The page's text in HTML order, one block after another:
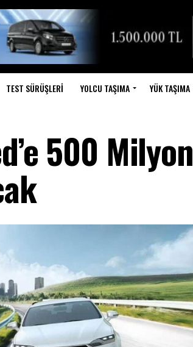
TEST SÜRÜŞLERI YOLCU TAŞIMA YÜK TAŞIMA
500 Milyon